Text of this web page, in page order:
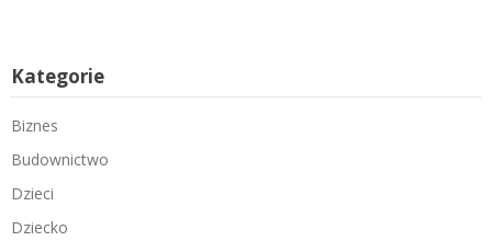
Kategorie
Biznes
Budownictwo
Dzieci
Dziecko